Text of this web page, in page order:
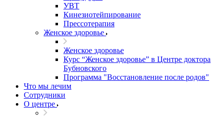
УВТ
Кинезиотейпирование
Прессотерапия
Женское здоровье
Женское здоровье
Курс “Женское здоровье” в Центре доктора
Бубновского
Программа "Восстановление после родов"
Что мы лечим
Сотрудники
О центре